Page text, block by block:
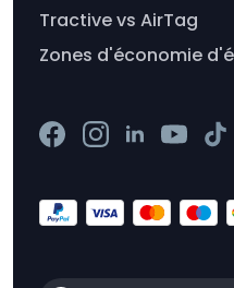
Tractive vs AirTag
Zones d'économie